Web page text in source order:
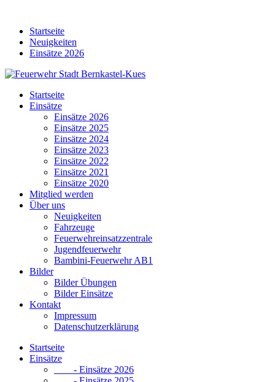
contentStartseite
Neuigkeiten
Einsätze 2026
Startseite
Einsätze
Einsätze 2026
Einsätze 2025
Einsätze 2024
Einsätze 2023
Einsätze 2022
Einsätze 2021
Einsätze 2020
Mitglied werden
Über uns
Neuigkeiten
Fahrzeuge
Feuerwehreinsatzzentrale
Jugendfeuerwehr
Bambini-Feuerwehr AB1
Bilder
Bilder Übungen
Bilder Einsätze
Kontakt
Impressum
Datenschutzerklärung
Startseite
Einsätze
- Einsätze 2026